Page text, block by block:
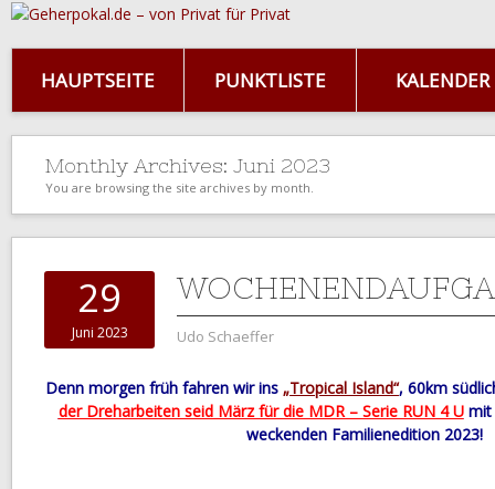
HAUPTSEITE PUNKTLISTE KALENDER
Monthly Archives: Juni 2023
You are browsing the site archives by month.
29
Juni 2023 Udo Schaeffer
Denn morgen früh fahren wir ins „Tropical Island“, 60km
der Dreharbeiten seid März für die MDR – Serie RUN 4 Umit
weckenden Familienedition 2023!